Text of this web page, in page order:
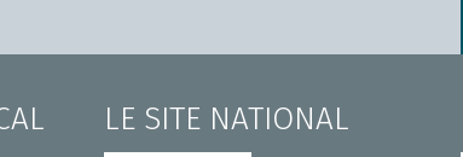
LE SITE NATIONAL